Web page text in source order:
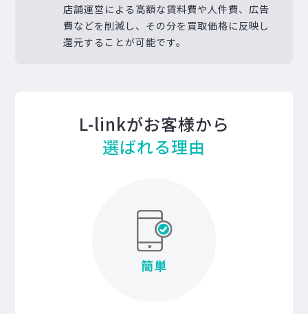
店舗運営による高額な賃料費や人件費、広告
費などを削減し、その分を買取価格に反映し
還元することが可能です。
L-linkがお客様から
選ばれる理由
簡単